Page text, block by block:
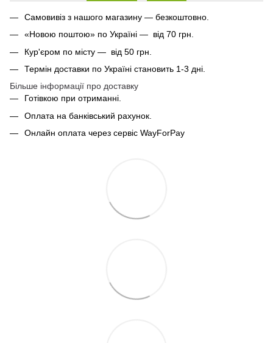
Самовивіз з нашого магазину — безкоштовно.
«Новою поштою» по Україні — від 70 грн.
Кур'єром по місту — від 50 грн.
Термін доставки по Україні становить 1-3 дні.
Більше інформації про доставку
Готівкою при отриманні.
Оплата на банківський рахунок.
Онлайн оплата через сервіс WayForPay